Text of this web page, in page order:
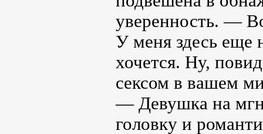
уверенность. —
У меня здесь еще
хочется. Ну,
сексом в вашем
— Девушка на
головку и